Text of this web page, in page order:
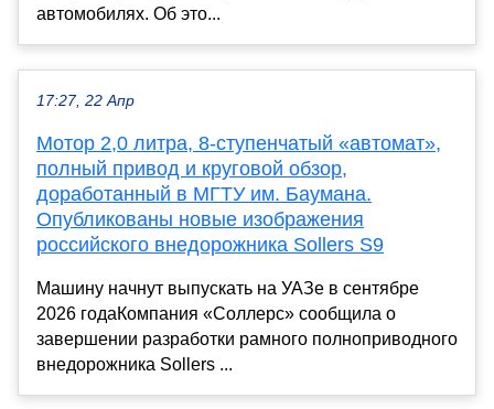
автомобилях. Об это...
17:27, 22 Апр
Мотор 2,0 литра, 8-ступенчатый «автомат»,
полный привод и круговой обзор,
доработанный в МГТУ им. Баумана.
Опубликованы новые изображения
российского внедорожника Sollers S9
Машину начнут выпускать на УАЗе в сентябре
2026 годаКомпания «Соллерс» сообщила о
завершении разработки рамного полноприводного
внедорожника Sollers ...